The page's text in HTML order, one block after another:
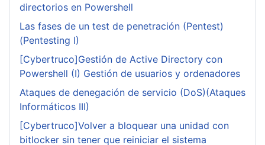
directorios en Powershell
Las fases de un test de penetración (Pentest)
(Pentesting I)
[Cybertruco]Gestión de Active Directory con
Powershell (I) Gestión de usuarios y ordenadores
Ataques de denegación de servicio (DoS)(Ataques
Informáticos III)
[Cybertruco]Volver a bloquear una unidad con
bitlocker sin tener que reiniciar el sistema